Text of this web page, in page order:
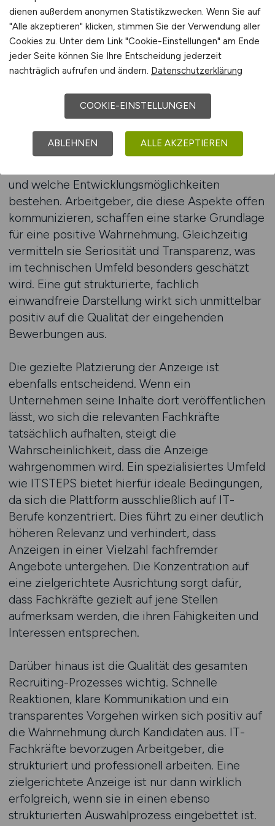
formulieren, dass Kandidaten schnell erkennen,
ob sie für die Position geeignet sind und ob das
Unternehmen zu ihren beruflichen
Vorstellungen passt.
Ein wirksamer Ansatz besteht darin, den
Mehrwert der Position klar darzustellen. IT-
Fachkräfte möchten in der Regel wissen, wie
ihre Arbeit zum Unternehmenserfolg beiträgt,
und welche Entwicklungsmöglichkeiten
bestehen. Arbeitgeber, die diese Aspekte offen
kommunizieren, schaffen eine starke Grundlage
für eine positive Wahrnehmung. Gleichzeitig
vermitteln sie Seriosität und Transparenz, was
im technischen Umfeld besonders geschätzt
wird. Eine gut strukturierte, fachlich
einwandfreie Darstellung wirkt sich unmittelbar
positiv auf die Qualität der eingehenden
Bewerbungen aus.
Die gezielte Platzierung der Anzeige ist
ebenfalls entscheidend. Wenn ein
Unternehmen seine Inhalte dort veröffentlichen
lässt, wo sich die relevanten Fachkräfte
tatsächlich aufhalten, steigt die
Wahrscheinlichkeit, dass die Anzeige
wahrgenommen wird. Ein spezialisiertes Umfeld
wie ITSTEPS bietet hierfür ideale Bedingungen,
da sich die Plattform ausschließlich auf IT-
Berufe konzentriert. Dies führt zu einer deutlich
höheren Relevanz und verhindert, dass
Anzeigen in einer Vielzahl fachfremder
Angebote untergehen. Die Konzentration auf
eine zielgerichtete Ausrichtung sorgt dafür,
dass Fachkräfte gezielt auf jene Stellen
aufmerksam werden, die ihren Fähigkeiten und
Interessen entsprechen.
Darüber hinaus ist die Qualität des gesamten
Recruiting-Prozesses wichtig. Schnelle
Reaktionen, klare Kommunikation und ein
transparentes Vorgehen wirken sich positiv auf
die Wahrnehmung durch Kandidaten aus. IT-
Fachkräfte bevorzugen Arbeitgeber, die
strukturiert und professionell arbeiten. Eine
zielgerichtete Anzeige ist nur dann wirklich
erfolgreich, wenn sie in einen ebenso
strukturierten Auswahlprozess eingebettet ist.
dienen außerdem anonymen Statistikzwecken. Wenn Sie auf
"Alle akzeptieren" klicken, stimmen Sie der Verwendung aller
Cookies zu. Unter dem Link "Cookie-Einstellungen" am Ende
jeder Seite können Sie Ihre Entscheidung jederzeit
nachträglich aufrufen und ändern. Datenschutzerklärung
COOKIE-EINSTELLUNGEN
ABLEHNEN ALLE AKZEPTIEREN